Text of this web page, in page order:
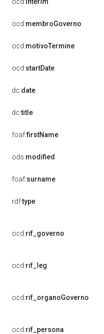
ocd:membroGoverno
ocd:motivoTermine
ocd:startDate
dc:date
dc:title
foaf:firstName
ods:modified
foaf:surname
rdf:type
ocd:rif_governo
ocd:rif_leg
ocd:rif_organoGoverno
ocd:rif_persona